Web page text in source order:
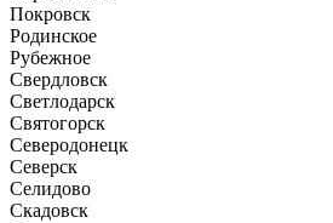
Покровск
Родинское
Рубежное
Свердловск
Светлодарск
Святогорск
Северодонецк
Северск
Селидово
Скадовск